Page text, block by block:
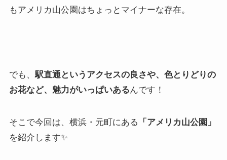
もアメリカ山公園はちょっとマイナーな存在。
でも、駅直通というアクセスの良さや、色とりどりの
お花など、魅力がいっぱいあるんです！
そこで今回は、横浜・元町にある
「アメリカ山公園」
を紹介します✨